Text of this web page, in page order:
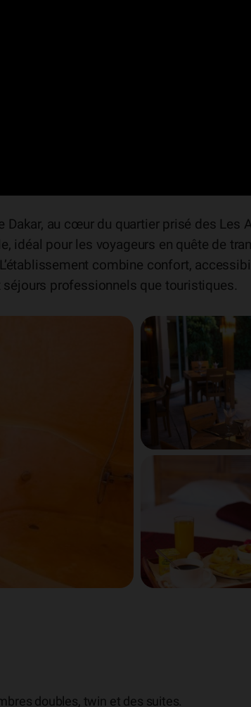
Dakar, au cœur du quartier prisé des Les
idéal pour les voyageurs en quête de
combine confort,
professionnels que touristiques.
doubles, twin et des suites.